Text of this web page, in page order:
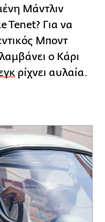
Μάντλιν
Tenet? Για να
Μποντ
ο Κάρι
ρίχνει αυλαία.